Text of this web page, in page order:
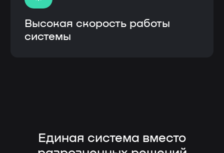
Высокое быстродействие
месяцев
Внедрение, обучение, гарантия и
сервисное сопроводение